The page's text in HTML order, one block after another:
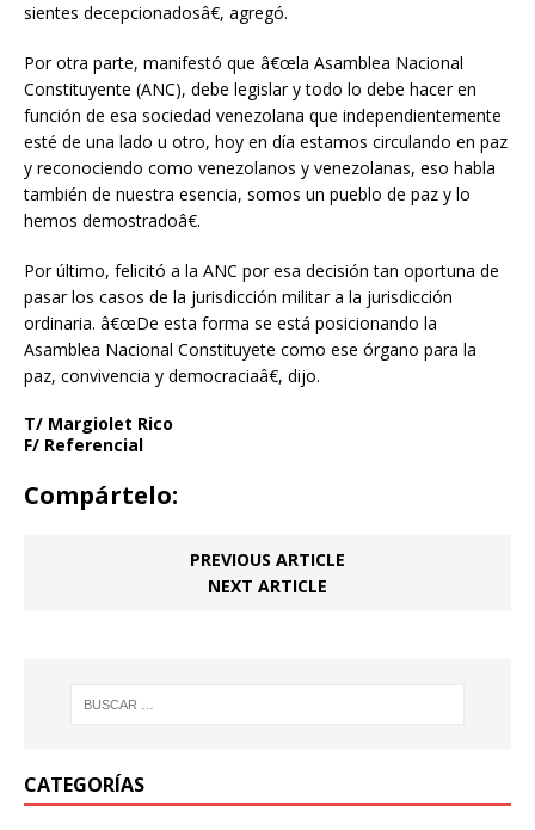
sientes decepcionadosâ€, agregó.
Por otra parte, manifestó que â€œla Asamblea Nacional
Constituyente (ANC), debe legislar y todo lo debe hacer en
función de esa sociedad venezolana que independientemente
esté de una lado u otro, hoy en día estamos circulando en paz
y reconociendo como venezolanos y venezolanas, eso habla
también de nuestra esencia, somos un pueblo de paz y lo
hemos demostradoâ€.
Por último, felicitó a la ANC por esa decisión tan oportuna de
pasar los casos de la jurisdicción militar a la jurisdicción
ordinaria. â€œDe esta forma se está posicionando la
Asamblea Nacional Constituyete como ese órgano para la
paz, convivencia y democraciaâ€, dijo.
T/ Margiolet Rico
F/ Referencial
Compártelo:
PREVIOUS ARTICLE
NEXT ARTICLE
CATEGORÍAS